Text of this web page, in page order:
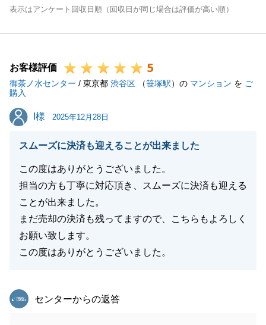
表示はアンケート回収日順（回収日が同じ場合は評価が高い順）
お客様評価 5
御茶ノ水センター / 東京都 渋谷区 （笹塚駅）の マンション を ご
購入
I様
I様 2025年12月28日
スムーズに決済も迎えることが出来ました
この度はありがとうございました。
担当の方も丁寧に対応頂き、スムーズに決済も迎える
ことが出来ました。
まだ売却の決済も残ってますので、こちらもよろしく
お願い致します。
この度はありがとうございました。
東急リバブル
センターからの返答